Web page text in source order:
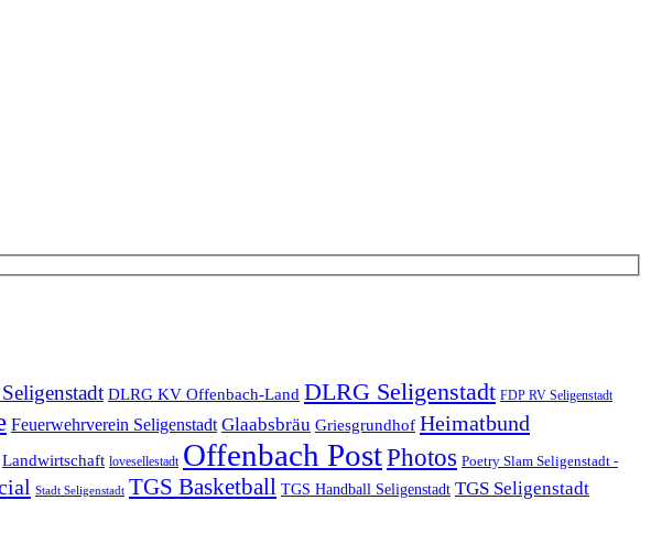
DLRG KV Offenbach-Land DLRG Seligenstadt FDP RV Seligenstadt
Feuerwehrverein Seligenstadt Glaabsbräu Griesgrundhof Heimatbund
Landwirtschaft lovesellestadt Offenbach PostPhotos Poetry Slam Seligenstadt -
Stadt Seligenstadt TGS Basketball TGS Handball Seligenstadt TGS Seligenstadt